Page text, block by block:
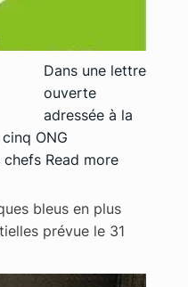
Dans une lettre
ouverte
adressée à la
ONG
chefs Read more
bleus en plus
prévue le 31